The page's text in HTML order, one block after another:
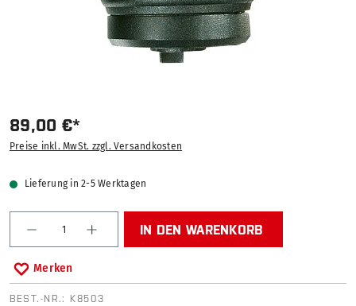
89,00 €*
Preise inkl. MwSt. zzgl. Versandkosten
Lieferung in 2-5 Werktagen
Produkt Anzahl: Gib den gewünschten Wert ein
IN DEN WARENKORB
Merken
BEST.-NR.: K8503